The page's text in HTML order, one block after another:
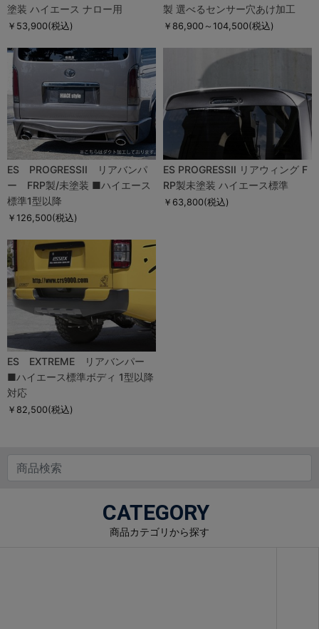
塗装 ハイエース ナロー用
￥53,900(税込)
製 選べるセンサー穴あけ加工
￥86,900～104,500(税込)
ES PROGRESSII リアバンパ
ー FRP製/未塗装 ■ハイエース
標準1型以降
￥126,500(税込)
ES PROGRESSII リアウィング F
RP製未塗装 ハイエース標準
￥63,800(税込)
ES EXTREME リアバンパー
■ハイエース標準ボディ 1型以降
対応
￥82,500(税込)
CATEGORY
商品カテゴリから探す